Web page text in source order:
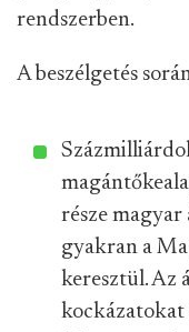
rendszerben.
A beszélgetés
része
gyakran a
keresztül. Az
kockázatokat